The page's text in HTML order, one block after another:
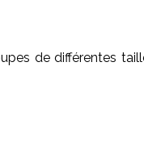
de différentes